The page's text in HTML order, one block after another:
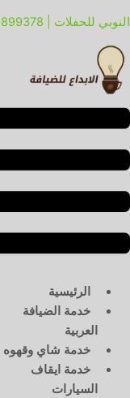
إلى
المحتوى
النوبي للحفلات | 66899378
الرئيسية
خدمة الضيافة
العربية
خدمة شاي وقهوه
خدمة ايقاف
السيارات